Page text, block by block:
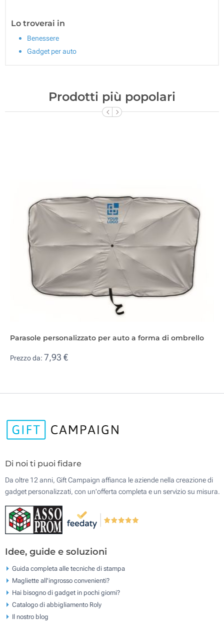
Lo troverai in
Benessere
Gadget per auto
Prodotti più popolari
Parasole personalizzato per auto a forma di ombrello
Prezzo da: 7,93 €
Di noi ti puoi fidare
Da oltre 12 anni, Gift Campaign affianca le aziende nella creazione di
gadget personalizzati, con un'offerta completa e un servizio su misura.
Idee, guide e soluzioni
Guida completa alle tecniche di stampa
Magliette all'ingrosso convenienti?
Hai bisogno di gadget in pochi giorni?
Catalogo di abbigliamento Roly
Il nostro blog